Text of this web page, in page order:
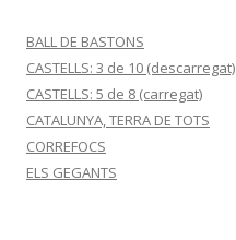
BALL DE BASTONS
CASTELLS: 3 de 10 (descarregat)
CASTELLS: 5 de 8 (carregat)
CATALUNYA, TERRA DE TOTS
CORREFOCS
ELS GEGANTS